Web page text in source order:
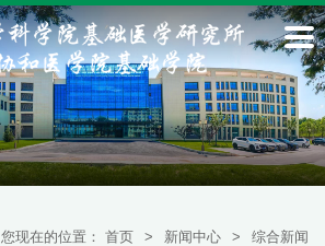
您现在的位置： 首页 > 新闻中心 > 综合新闻